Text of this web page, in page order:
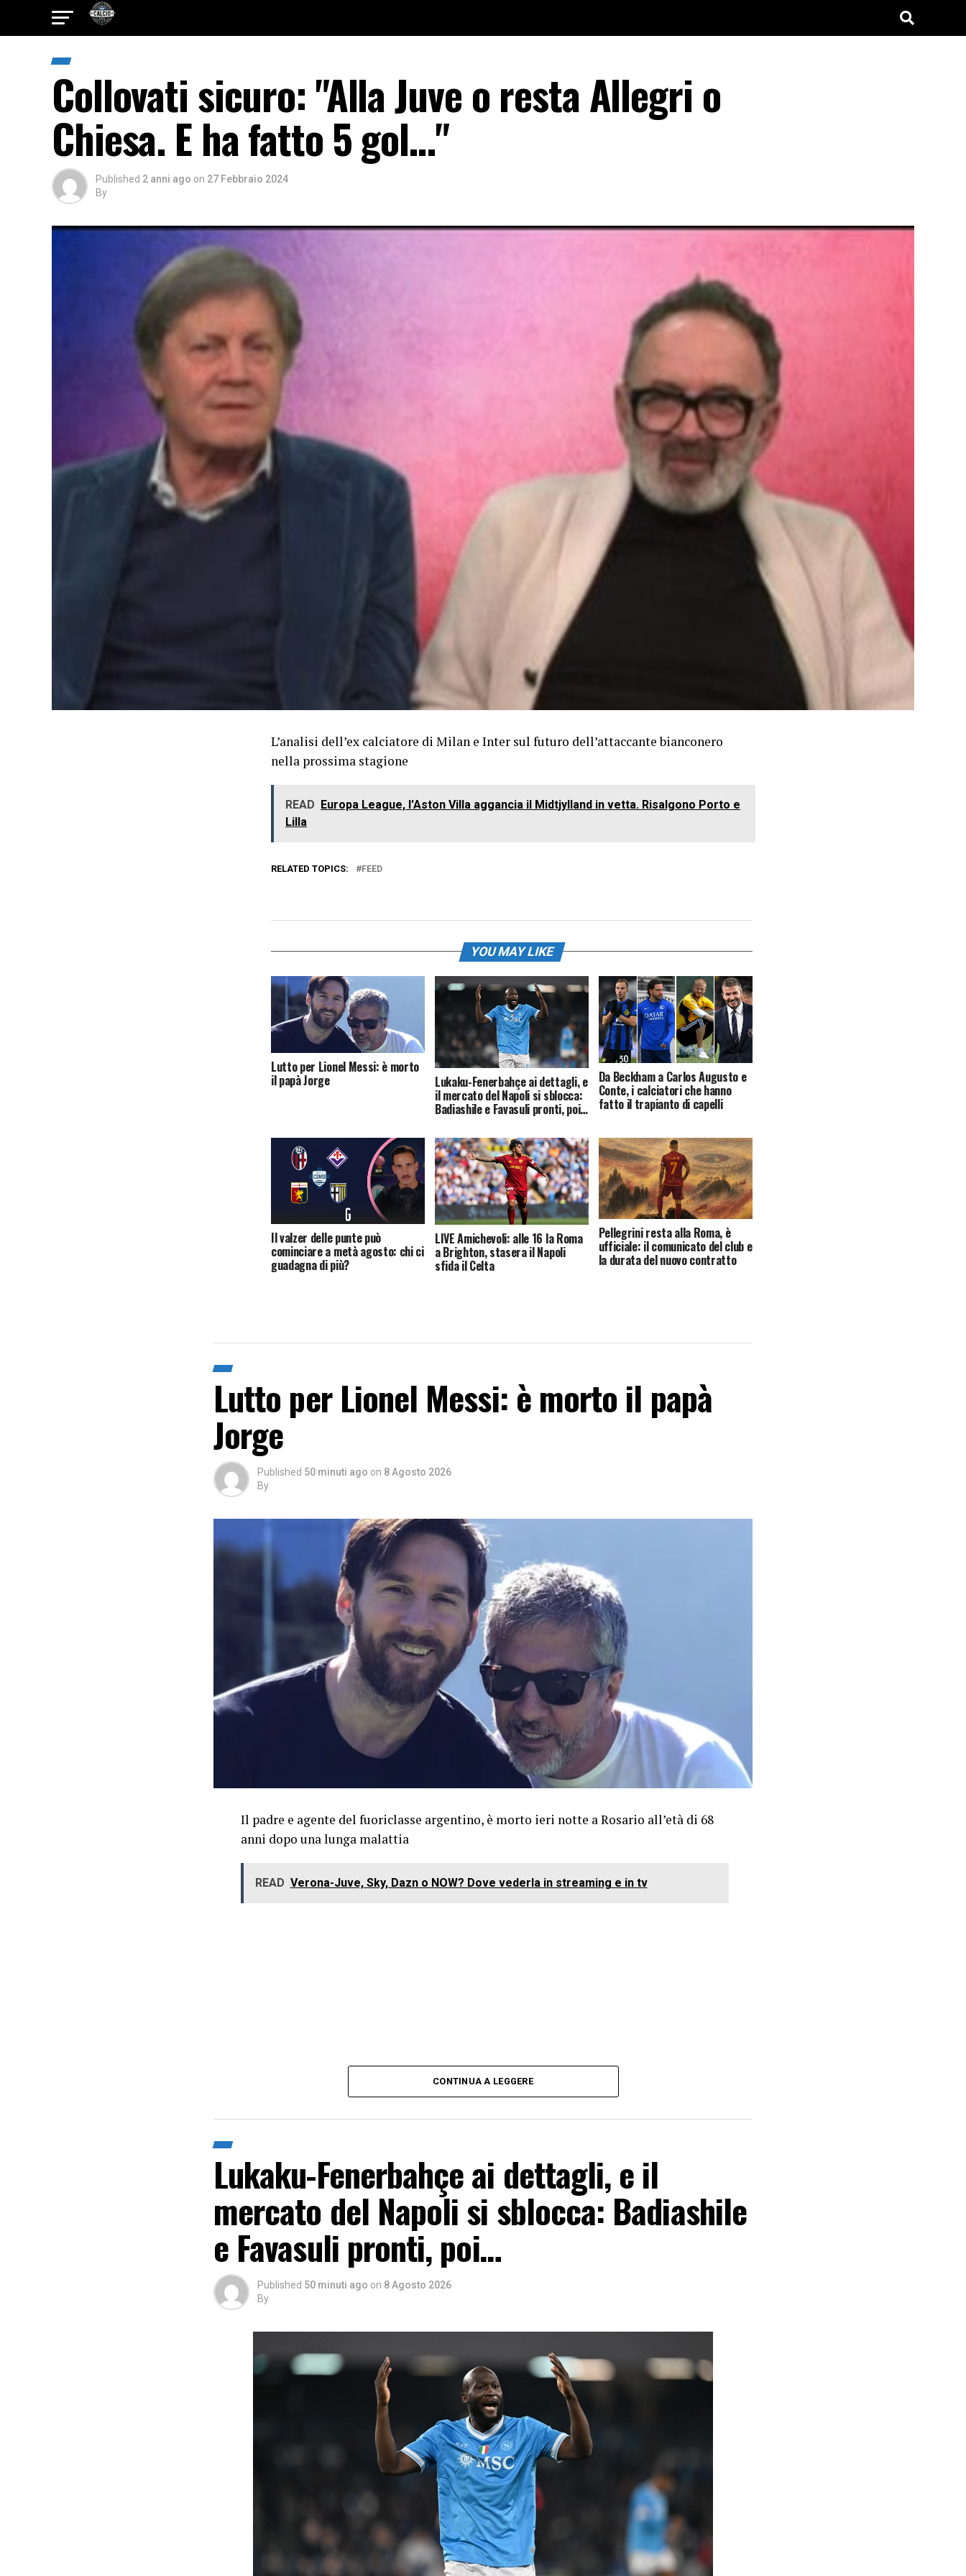
Collovati sicuro: "Alla Juve o resta Allegri o
Chiesa. E ha fatto 5 gol…"
Published 2 anni ago on 27 Febbraio 2024
By
L’analisi dell’ex calciatore di Milan e Inter sul futuro dell’attaccante bianconero
nella prossima stagione
READ Europa League, l'Aston Villa aggancia il Midtjylland in vetta. Risalgono Porto e
Lilla
RELATED TOPICS: FEED
YOU MAY LIKE
Lutto per Lionel Messi: è morto
il papà Jorge Lukaku-Fenerbahçe ai dettagli, e
il mercato del Napoli si sblocca:
Badiashile e Favasuli pronti, poi…
Da Beckham a Carlos Augusto e
Conte, i calciatori che hanno
fatto il trapianto di capelli
Il valzer delle punte può
cominciare a metà agosto: chi ci
guadagna di più?
LIVE Amichevoli: alle 16 la Roma
a Brighton, stasera il Napoli
sfida il Celta
Pellegrini resta alla Roma, è
ufficiale: il comunicato del club e
la durata del nuovo contratto
Lutto per Lionel Messi: è morto il papà
Jorge
Published 50 minuti ago on 8 Agosto 2026
By
Il padre e agente del fuoriclasse argentino, è morto ieri notte a Rosario all’età di 68
anni dopo una lunga malattia
READ Verona-Juve, Sky, Dazn o NOW? Dove vederla in streaming e in tv
CONTINUA A LEGGERE
Lukaku-Fenerbahçe ai dettagli, e il
mercato del Napoli si sblocca: Badiashile
e Favasuli pronti, poi…
Published 50 minuti ago on 8 Agosto 2026
By